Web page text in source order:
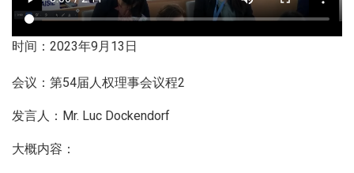
时间：2023年9月13日
会议：第54届人权理事会议程2
发言人：Mr. Luc Dockendorf
大概内容：